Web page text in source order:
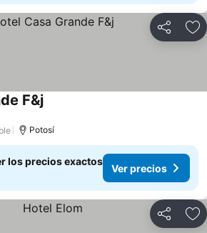
Compartir
F&j
Potosí
los precios exactos
Ver precios
Compartir